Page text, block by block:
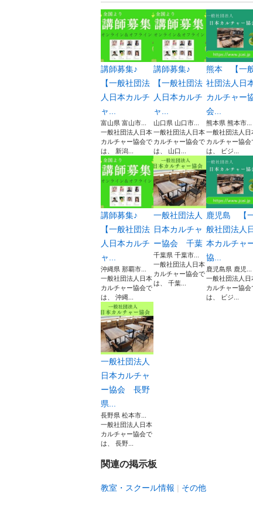
講師募集♪
【一般社団法
人日本カルチ
ャ...
富山県 富山市...
一般社団法人日本
カルチャー協会で
は、 新潟...
講師募集♪
【一般社団法
人日本カルチ
ャ...
山口県 山口市...
一般社団法人日本
カルチャー協会で
は、 山口...
熊本 【一
社団法人日
カルチャー
会...
熊本県 熊本市...
一般社団法人日
カルチャー協会
は、 ビジ...
講師募集♪
【一般社団法
人日本カルチ
ャ...
沖縄県 那覇市...
一般社団法人日本
カルチャー協会で
は、 沖縄...
一般社団法人
日本カルチャ
ー協会 千葉
千葉県 千葉市...
一般社団法人日本
カルチャー協会で
は、 千葉...
鹿児島 【
般社団法人
本カルチャ
協...
鹿児島県 鹿児...
一般社団法人日
カルチャー協会
は、 ビジ...
一般社団法人
日本カルチャ
ー協会 長野
県...
長野県 松本市...
一般社団法人日本
カルチャー協会で
は、 長野...
関連の掲示板
教室・スクール情報 その他